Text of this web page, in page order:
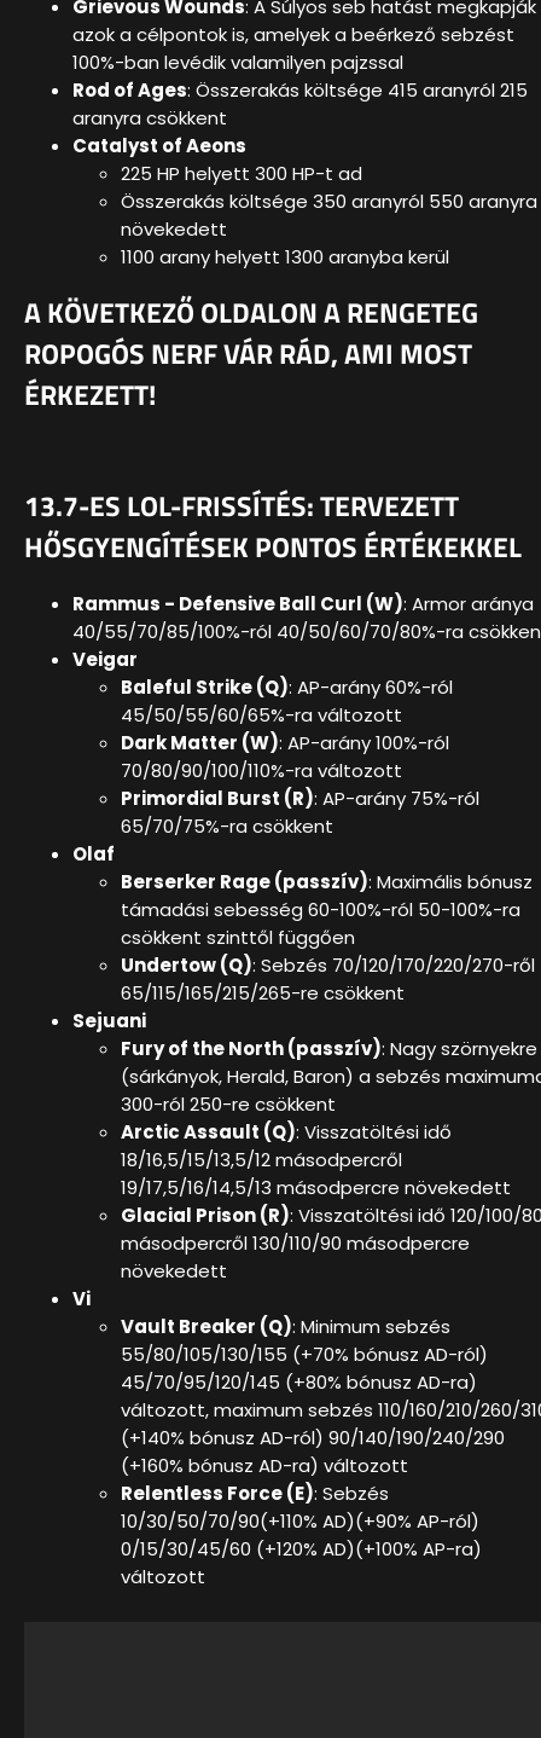
Grievous Wounds: A Súlyos seb hatást megkapják
azok a célpontok is, amelyek a beérkező sebzést
100%-ban levédik valamilyen pajzssal
Rod of Ages: Összerakás költsége 415 aranyról 215
aranyra csökkent
Catalyst of Aeons
225 HP helyett 300 HP-t ad
Összerakás költsége 350 aranyról 550 aranyra
növekedett
1100 arany helyett 1300 aranyba kerül
A KÖVETKEZŐ OLDALON A RENGETEG
ROPOGÓS NERF VÁR RÁD, AMI MOST
ÉRKEZETT!
13.7-ES LOL-FRISSÍTÉS: TERVEZETT
HŐSGYENGÍTÉSEK PONTOS ÉRTÉKEKKEL
Rammus - Defensive Ball Curl (W): Armor aránya
40/55/70/85/100%-ról 40/50/60/70/80%-ra
Veigar
Baleful Strike (Q): AP-arány 60%-ról
45/50/55/60/65%-ra változott
Dark Matter (W): AP-arány 100%-ról
70/80/90/100/110%-ra változott
Primordial Burst (R): AP-arány 75%-ról
65/70/75%-ra csökkent
Olaf
Berserker Rage (passzív): Maximális bónusz
támadási sebesség 60-100%-ról 50-100%-ra
csökkent szinttől függően
Undertow (Q): Sebzés 70/120/170/220/270-ről
65/115/165/215/265-re csökkent
Sejuani
Fury of the North (passzív): Nagy szörnyekre
(sárkányok, Herald, Baron) a sebzés
300-ról 250-re csökkent
Arctic Assault (Q): Visszatöltési idő
18/16,5/15/13,5/12 másodpercről
19/17,5/16/14,5/13 másodpercre növekedett
Glacial Prison (R): Visszatöltési idő 120/100/
másodpercről 130/110/90 másodpercre
növekedett
Vi
Vault Breaker (Q): Minimum sebzés
55/80/105/130/155 (+70% bónusz AD-ról)
45/70/95/120/145 (+80% bónusz AD-ra)
változott, maximum sebzés 110/160/210/260/
(+140% bónusz AD-ról) 90/140/190/240/290
(+160% bónusz AD-ra) változott
Relentless Force (E): Sebzés
10/30/50/70/90(+110% AD)(+90% AP-ról)
0/15/30/45/60 (+120% AD)(+100% AP-ra)
változott